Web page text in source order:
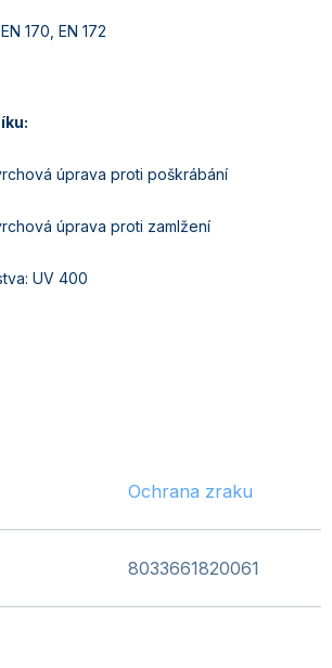
170, EN 172
úprava proti poškrábání
úprava proti zamlžení
UV 400
Ochrana zraku
8033661820061